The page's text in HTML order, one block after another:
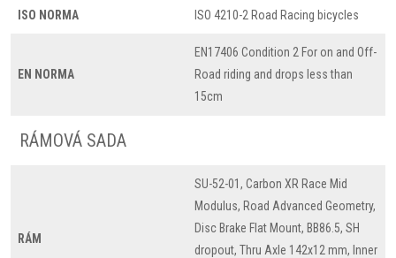
ISO NORMA ISO 4210-2 Road Racing bicycles
EN NORMA
EN17406 Condition 2 For on and Off-
Road riding and drops less than
15cm
RÁMOVÁ SADA
RÁM
SU-52-01, Carbon XR Race Mid
Modulus, Road Advanced Geometry,
Disc Brake Flat Mount, BB86.5, SH
dropout, Thru Axle 142x12 mm, Inner